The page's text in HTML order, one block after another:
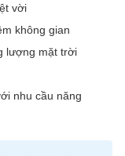
vời
không gian
lượng mặt trời
nhu cầu năng